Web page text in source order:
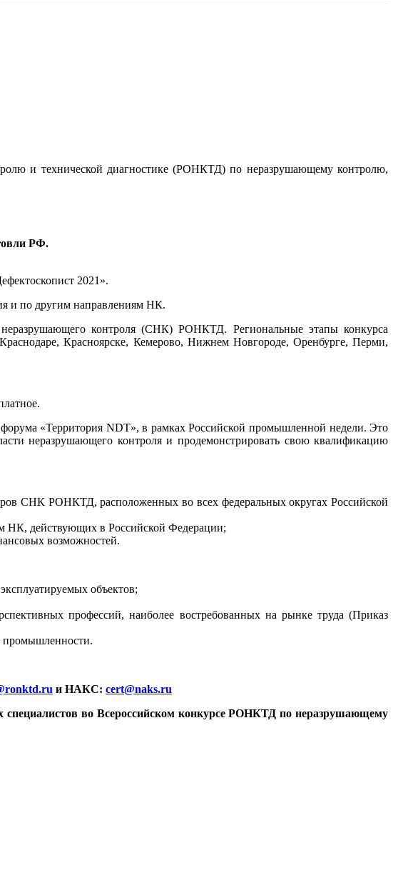
и технической диагностике (РОНКТД) по неразрушающему контролю,
РФ.
2021».
и по другим направлениям НК.
контроля (СНК) РОНКТД. Региональные этапы конкурса
Красноярске, Кемерово, Нижнем Новгороде, Оренбурге, Перми,
«Территория NDT», в рамках Российской промышленной недели. Это
неразрушающего контроля и продемонстрировать свою квалификацию
СНК РОНКТД, расположенных во всех федеральных округах Российской
НК, действующих в Российской Федерации;
возможностей.
объектов;
профессий, наиболее востребованных на рынке труда (Приказ
промышленности.
и НАКС: cert@naks.ru
специалистов во Всероссийском конкурсе РОНКТД по неразрушающему